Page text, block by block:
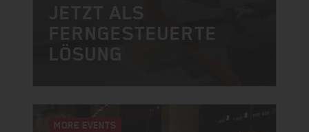
JETZT ALS
FERNGESTEUERTE
LÖSUNG
MORE EVENTS